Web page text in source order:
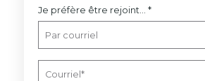
Je préfère être rejoint… *